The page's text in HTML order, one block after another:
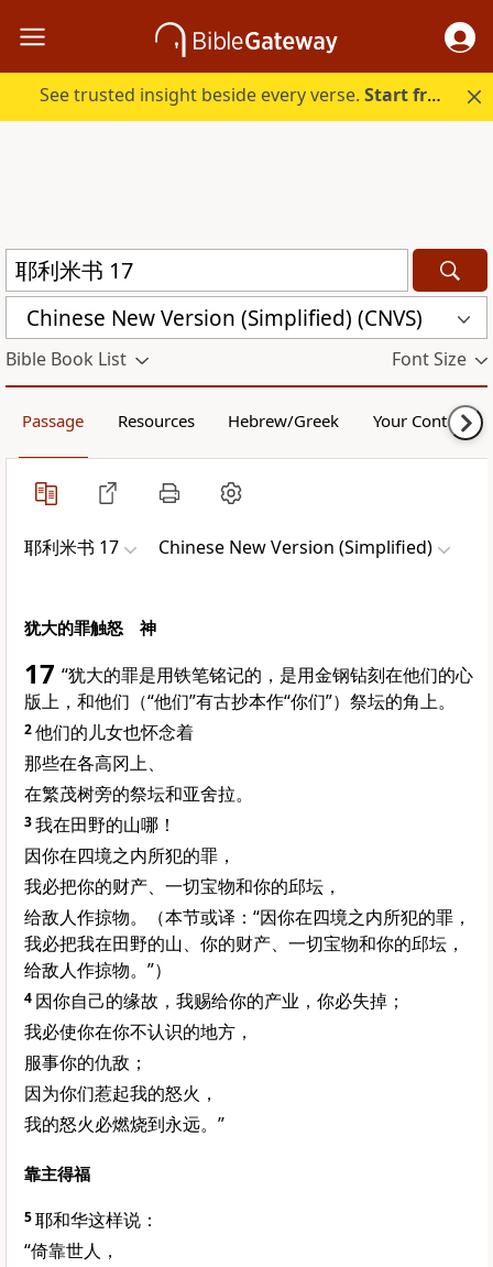
See trusted insight beside every verse.Start free.
Chinese New Version (Simplified) (CNVS)
Bible Book List Font Size
Passage Resources Hebrew/Greek Your Content
耶利米书 17 Chinese New Version (Simplified)
犹大的罪触怒 神
17 “犹大的罪是用铁笔铭记的，是用金钢钻刻在他们的心
版上，和他们（“他们”有古抄本作“你们”）祭坛的角上。
2他们的儿女也怀念着
那些在各高冈上、
在繁茂树旁的祭坛和亚舍拉。
3我在田野的山哪！
因你在四境之内所犯的罪，
我必把你的财产、一切宝物和你的邱坛，
给敌人作掠物。（本节或译：“因你在四境之内所犯的罪，
我必把我在田野的山、你的财产、一切宝物和你的邱坛，
给敌人作掠物。”）
4 因你自己的缘故，我赐给你的产业，你必失掉；
我必使你在你不认识的地方，
服事你的仇敌；
因为你们惹起我的怒火，
我的怒火必燃烧到永远。”
靠主得福
5耶和华这样说：
“倚靠世人，